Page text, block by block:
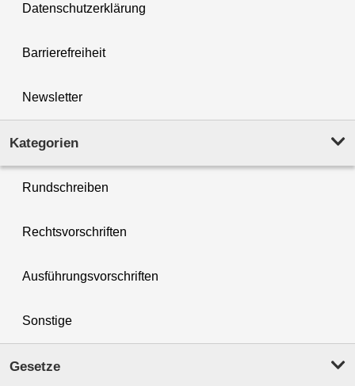
Datenschutzerklärung
Barrierefreiheit
Newsletter
Kategorien
Rundschreiben
Rechtsvorschriften
Ausführungsvorschriften
Sonstige
Gesetze